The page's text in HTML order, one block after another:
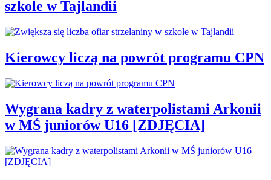
szkole w Tajlandii
Kierowcy liczą na powrót programu CPN
Wygrana kadry z waterpolistami Arkonii
w MŚ juniorów U16 [ZDJĘCIA]